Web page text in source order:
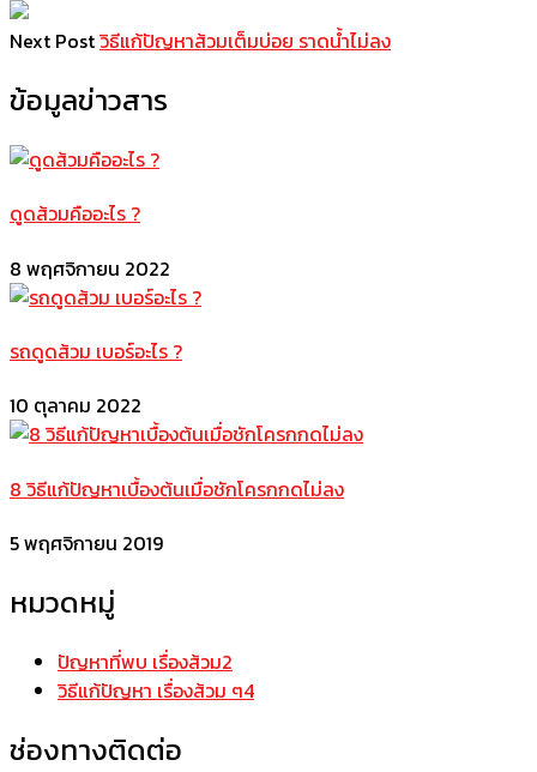
Next Postวิธีแก้ปัญหาส้วมเต็มบ่อย ราดน้ำไม่ลง
ข้อมูลข่าวสาร
ดูดส้วมคืออะไร ?
8 พฤศจิกายน 2022
รถดูดส้วม เบอร์อะไร ?
10 ตุลาคม 2022
8 วิธีแก้ปัญหาเบื้องต้นเมื่อชักโครกกดไม่ลง
5 พฤศจิกายน 2019
หมวดหมู่
ปัญหาที่พบ เรื่องส้วม2
วิธีแก้ปัญหา เรื่องส้วม ๆ4
ช่องทางติดต่อ